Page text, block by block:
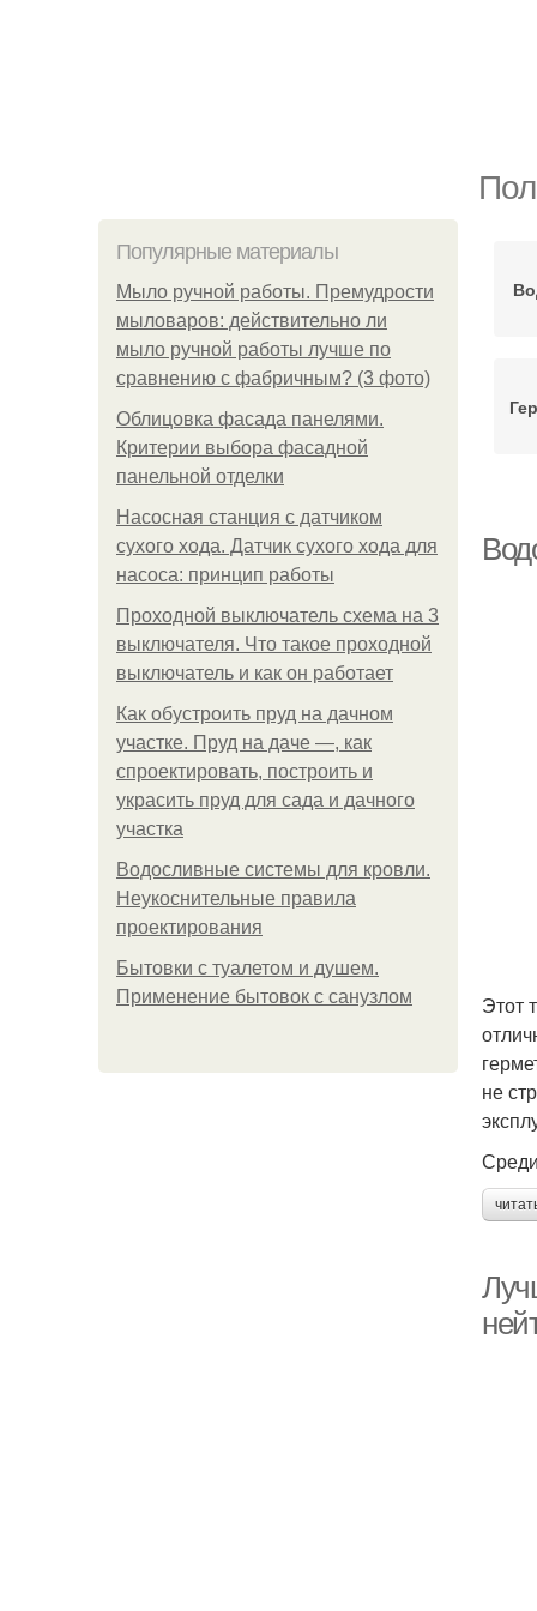
Популярные материалы
Мыло ручной работы. Премудрости
мыловаров: действительно ли
мыло ручной работы лучше по
сравнению с фабричным? (3 фото)
Облицовка фасада панелями.
Критерии выбора фасадной
панельной отделки
Насосная станция с датчиком
сухого хода. Датчик сухого хода для
насоса: принцип работы
Проходной выключатель схема на 3
выключателя. Что такое проходной
выключатель и как он работает
Как обустроить пруд на дачном
участке. Пруд на даче —, как
спроектировать, построить и
украсить пруд для сада и дачного
участка
Водосливные системы для кровли.
Неукоснительные правила
проектирования
Бытовки с туалетом и душем.
Применение бытовок с санузлом
Этот
не